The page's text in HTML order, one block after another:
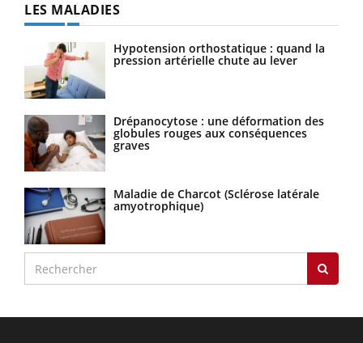
LES MALADIES
Hypotension orthostatique : quand la
pression artérielle chute au lever
Drépanocytose : une déformation des
globules rouges aux conséquences
graves
Maladie de Charcot (Sclérose latérale
amyotrophique)